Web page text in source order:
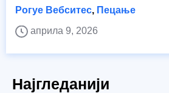
Рогуе Вебситес, Пецање
априла 9, 2026
Најгледанији